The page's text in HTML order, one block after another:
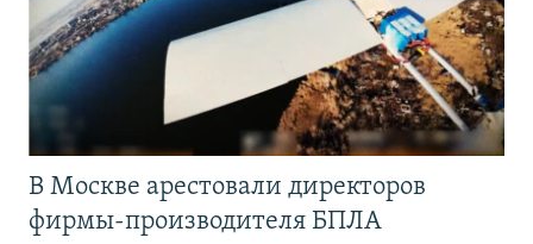
В Москве арестовали директоров
фирмы-производителя БПЛА